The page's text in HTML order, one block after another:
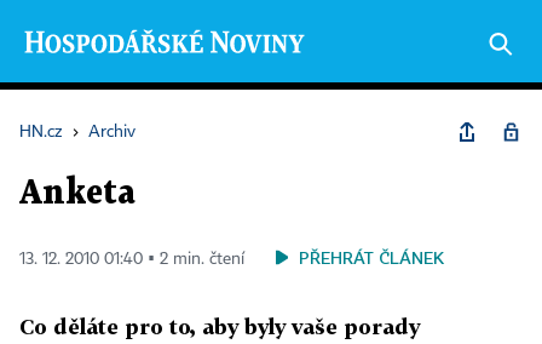
HN.cz › Archiv
Anketa
13. 12. 2010 01:40 ▪ 2 min. čtení PŘEHRÁT ČLÁNEK
Co děláte pro to, aby byly vaše porady